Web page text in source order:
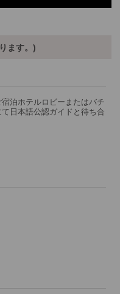
ます。)
泊ホテルロビーまたはバチ
日本語公認ガイドと待ち合